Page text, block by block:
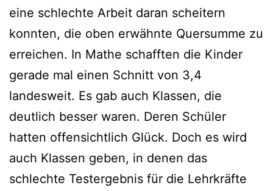
eine schlechte Arbeit daran scheitern
konnten, die oben erwähnte Quersumme zu
erreichen. In Mathe schafften die Kinder
gerade mal einen Schnitt von 3,4
landesweit. Es gab auch Klassen, die
deutlich besser waren. Deren Schüler
hatten offensichtlich Glück. Doch es wird
auch Klassen geben, in denen das
schlechte Testergebnis für die Lehrkräfte